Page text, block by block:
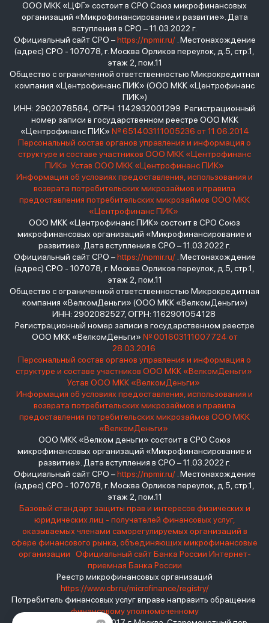
ООО МКК «ЦФГ» состоит в СРО Союз микрофинансовых
организаций «Микрофинансирование и развитие». Дата
вступления в СРО – 11.03.2022 г.
Официальный сайт СРО –https://npmir.ru/. Местонахождение
(адрес) СРО - 107078, г. Москва Орликов переулок, д.5, стр.1,
этаж 2, пом.11
Общество с ограниченной ответственностью Микрокредитная
компания «Центрофинанс ПИК» (ООО МКК «Центрофинанс
ПИК»)
ИНН: 2902078584, ОГРН: 1142932001299 Регистрационный
номер записи в государственном реестре ООО МКК
«Центрофинанс ПИК» № 651403111005236 от 11.06.2014
Персональный состав органов управления и информация о
структуре и составе участников ООО МКК «Центрофинанс
ПИК» Устав ООО МКК «Центрофинанс ПИК»
Информация об условиях предоставления, использования и
возврата потребительских микрозаймов и правила
предоставления потребительских микрозаймов ООО МКК
«Центрофинанс ПИК»
ООО МКК «Центрофинанс ПИК» состоит в СРО Союз
микрофинансовых организаций «Микрофинансирование и
развитие». Дата вступления в СРО – 11.03.2022 г.
Официальный сайт СРО –https://npmir.ru/. Местонахождение
(адрес) СРО - 107078, г. Москва Орликов переулок, д.5, стр.1,
этаж 2, пом.11
Общество с ограниченной ответственностью Микрокредитная
компания «ВелкомДеньги» (ООО МКК «ВелкомДеньги»)
ИНН: 2902082527, ОГРН: 1162901054128
Регистрационный номер записи в государственном реестре
ООО МКК «ВелкомДеньги» № 001603111007724 от
28.03.2016
Персональный состав органов управления и информация о
структуре и составе участников ООО МКК «ВелкомДеньги»
Устав ООО МКК «ВелкомДеньги»
Информация об условиях предоставления, использования и
возврата потребительских микрозаймов и правила
предоставления потребительских микрозаймов ООО МКК
«ВелкомДеньги»
ООО МКК «Велком деньги» состоит в СРО Союз
микрофинансовых организаций «Микрофинансирование и
развитие». Дата вступления в СРО – 11.03.2022 г.
Официальный сайт СРО –https://npmir.ru/. Местонахождение
(адрес) СРО - 107078, г. Москва Орликов переулок, д.5, стр.1,
этаж 2, пом.11
Базовый стандарт защиты прав и интересов физических и
юридических лиц - получателей финансовых услуг,
оказываемых членами саморегулируемых организаций в
сфере финансового рынка, объединяющих микрофинансовые
организации
Официальный сайт Банка России Интернет-
приемная Банка России
Реестр микрофинансовых организаций
https://www.cbr.ru/microfinance/registry/
Потребитель финансовых услуг вправе направить обращение
финансовому уполномоченному